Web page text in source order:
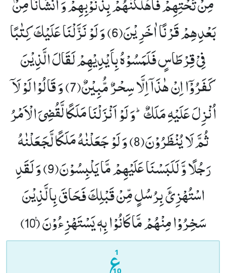
بَعْدِهِمْ قَرْنًا اٰخَرِیْنَ(6) وَ لَوْ نَزَّلْنَا عَلَیْكَ كِتٰبًا
فِیْ قِرْطَاسٍ فَلَمَسُوْهُ بِاَیْدِیْهِمْ لَقَالَ الَّذِیْنَ
كَفَرُوْۤا اِنْ هٰذَاۤ اِلَّا سِحْرٌ مُّبِیْنٌ(7) وَ قَالُوْا لَوْ لَاۤ
اُنْزِلَ عَلَیْهِ مَلَكٌؕ-وَ لَوْ اَنْزَلْنَا مَلَكًا لَّقُضِیَ الْاَمْرُ
ثُمَّ لَا یُنْظَرُوْنَ(8) وَ لَوْ جَعَلْنٰهُ مَلَكًا لَّجَعَلْنٰهُ
رَجُلًا وَّ لَلَبَسْنَا عَلَیْهِمْ مَّا یَلْبِسُوْنَ(9) وَ لَقَدِ
اسْتُهْزِئَ بِرُسُلٍ مِّنْ قَبْلِكَ فَحَاقَ بِالَّذِیْنَ
سَخِرُوْا مِنْهُمْ مَّا كَانُوْا بِهٖ یَسْتَهْزِءُوْنَ۠ (10)
1
10